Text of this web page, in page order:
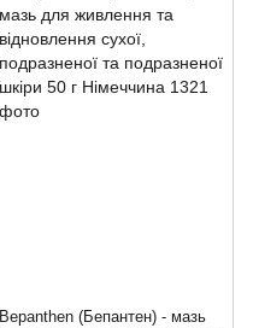
Bepanthen (Бепантен) - мазь